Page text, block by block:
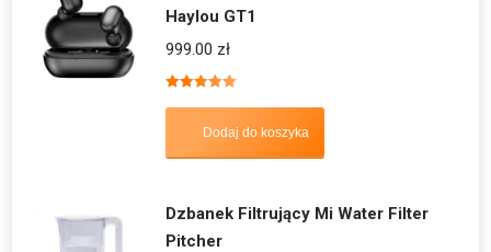
Haylou GT1
999.00 zł
5.00
Dodaj do koszyka
Dzbanek Filtrujący Mi Water Filter
Pitcher